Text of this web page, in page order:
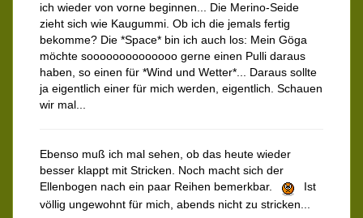
ich wieder von vorne beginnen... Die Merino-Seide
zieht sich wie Kaugummi. Ob ich die jemals fertig
bekomme? Die *Space* bin ich auch los: Mein Göga
möchte soooooooooooooo gerne einen Pulli daraus
haben, so einen für *Wind und Wetter*... Daraus sollte
ja eigentlich einer für mich werden, eigentlich. Schauen
wir mal...
Ebenso muß ich mal sehen, ob das heute wieder
besser klappt mit Stricken. Noch macht sich der
Ellenbogen nach ein paar Reihen bemerkbar.
Ist
völlig ungewohnt für mich, abends nicht zu stricken...